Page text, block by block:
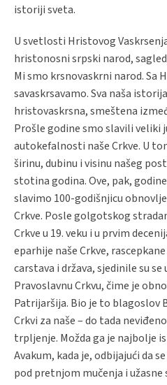
istoriji sveta.
U svetlosti Hristovog
hristonosni srpski narod,
Mi smo krsnovaskrni narod. Sa
savaskrsavamo. Sva naša
hristovaskrsna, smeštena
Prošle godine smo slavili veliki
autokefalnosti naše Crkve. U
širinu, dubinu i visinu našeg
stotina godina. Ove, pak,
slavimo 100-godišnjicu
Crkve. Posle golgotskog
Crkve u 19. veku i u prvim
eparhije naše Crkve,
carstava i država, sjedinile su
Pravoslavnu Crkvu, čime je
Patrijaršija. Bio je to blagoslov
Crkvi za naše – do tada
trpljenje. Možda ga je najbolje
Avakum, kada je, odbijajući da
pod pretnjom mučenja i